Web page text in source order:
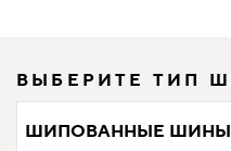
ВЫБЕРИТЕ ТИП
ШИПОВАННЫЕ ШИНЫ